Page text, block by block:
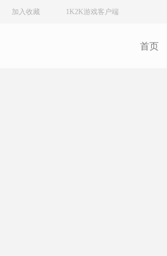
加入收藏 1K2K游戏客户端
首页